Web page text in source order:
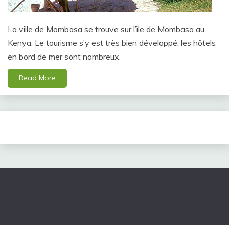
La ville de Mombasa se trouve sur l’île de Mombasa au
Kenya. Le tourisme s’y est très bien développé, les hôtels
en bord de mer sont nombreux.
Read More